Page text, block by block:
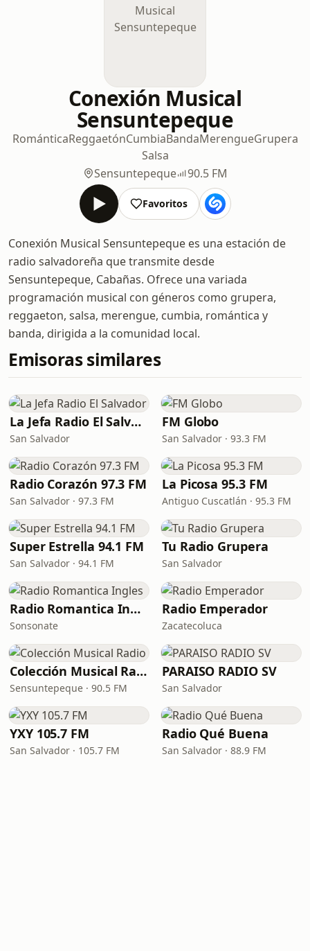
Conexión Musical
Sensuntepeque
RománticaReggaetónCumbiaBandaMerengueGrupera
Salsa
Sensuntepeque
90.5 FM
Favoritos
Conexión Musical Sensuntepeque es una estación de
radio salvadoreña que transmite desde
Sensuntepeque, Cabañas. Ofrece una variada
programación musical con géneros como grupera,
reggaeton, salsa, merengue, cumbia, romántica y
banda, dirigida a la comunidad local.
Emisoras similares
La Jefa Radio El Salvador
San Salvador
FM Globo
San Salvador · 93.3 FM
Radio Corazón 97.3 FM
San Salvador · 97.3 FM
La Picosa 95.3 FM
Antiguo Cuscatlán · 95.3 FM
Super Estrella 94.1 FM
San Salvador · 94.1 FM
Tu Radio Grupera
San Salvador
Radio Romantica Ingles
Sonsonate
Radio Emperador
Zacatecoluca
Colección Musical Radio
Sensuntepeque · 90.5 FM
PARAISO RADIO SV
San Salvador
YXY 105.7 FM
San Salvador · 105.7 FM
Radio Qué Buena
San Salvador · 88.9 FM